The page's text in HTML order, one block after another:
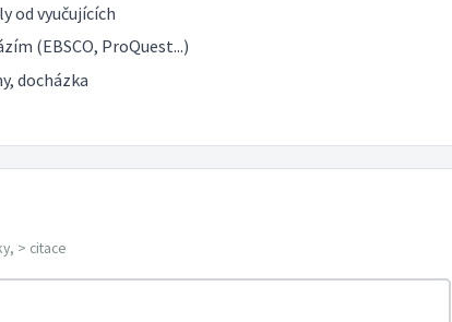
od vyučujících
(EBSCO, ProQuest...)
docházka
> citace